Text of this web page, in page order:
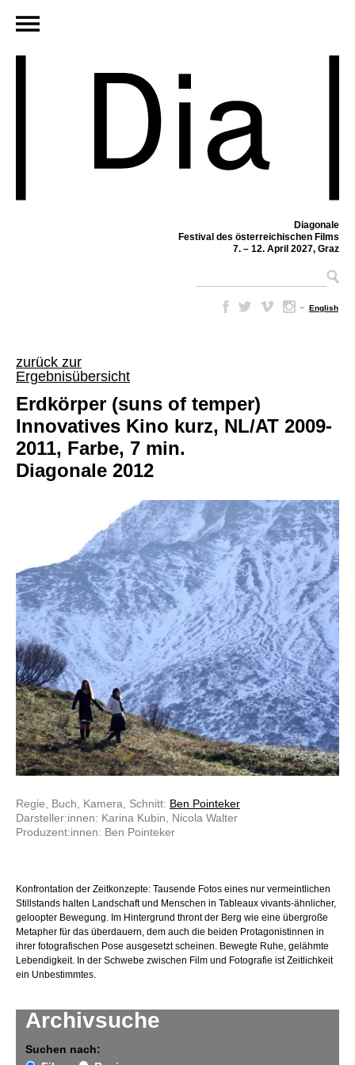
Diagonale
Festival des österreichischen Films
7. – 12. April 2027, Graz
– English
zurück zur
Ergebnisübersicht
Archivsuche
Suchen nach:
Erdkörper (suns of temper)
Innovatives Kino kurz, NL/AT 2009-
2011, Farbe, 7 min.
Diagonale 2012
Regie, Buch, Kamera, Schnitt: Ben Pointeker
Darsteller:innen: Karina Kubin, Nicola Walter
Produzent:innen: Ben Pointeker
Konfrontation der Zeitkonzepte: Tausende Fotos eines nur vermeintlichen
Stillstands halten Landschaft und Menschen in Tableaux vivants-ähnlicher,
geloopter Bewegung. Im Hintergrund thront der Berg wie eine übergroße
Metapher für das überdauern, dem auch die beiden Protagonistinnen in
ihrer fotografischen Pose ausgesetzt scheinen. Bewegte Ruhe, gelähmte
Lebendigkeit. In der Schwebe zwischen Film und Fotografie ist Zeitlichkeit
ein Unbestimmtes.